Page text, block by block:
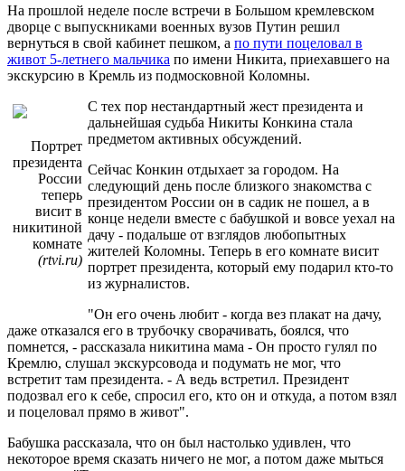
На прошлой неделе после встречи в Большом кремлевском
дворце с выпускниками военных вузов Путин решил
вернуться в свой кабинет пешком, а по пути поцеловал в
живот 5-летнего мальчика по имени Никита, приехавшего на
экскурсию в Кремль из подмосковной Коломны.
Портрет
президента
России
теперь
висит в
никитиной
комнате
(rtvi.ru)
С тех пор нестандартный жест президента и
дальнейшая судьба Никиты Конкина стала
предметом активных обсуждений.
Сейчас Конкин отдыхает за городом. На
следующий день после близкого знакомства с
президентом России он в садик не пошел, а в
конце недели вместе с бабушкой и вовсе уехал на
дачу - подальше от взглядов любопытных
жителей Коломны. Теперь в его комнате висит
портрет президента, который ему подарил кто-то
из журналистов.
"Он его очень любит - когда вез плакат на дачу,
даже отказался его в трубочку сворачивать, боялся, что
помнется, - рассказала никитина мама - Он просто гулял по
Кремлю, слушал экскурсовода и подумать не мог, что
встретит там президента. - А ведь встретил. Президент
подозвал его к себе, спросил его, кто он и откуда, а потом взял
и поцеловал прямо в живот".
Бабушка рассказала, что он был настолько удивлен, что
некоторое время сказать ничего не мог, а потом даже мыться